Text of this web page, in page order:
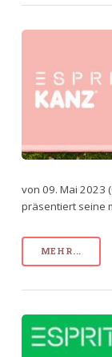
von 09. Mai 2023
präsentiert seine
MEHR...